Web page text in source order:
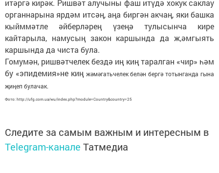
итәргә кирәк. Ришвәт алучыны фаш итүдә хокук саклау
органнарына ярдәм итсәң, аңа биргән акчаң, яки башка
кыйммәтле әйберләрең үзеңә тулысынча кире
кайтарыла, намусың закон каршында да ж,әмгыять
каршында да чиста була.
Гомумән, ришвәтчелек бездә иң киң таралган «чир» һәм
бу «эпидемия»не киң жәмәгатьчелек белән бергә тотынганда гына
җиңеп булачак.
Фото: http://ufg.com.ua/wu/index.php?module=Country&country=25
Следите за самым важным и интересным в
Telegram-канале Татмедиа